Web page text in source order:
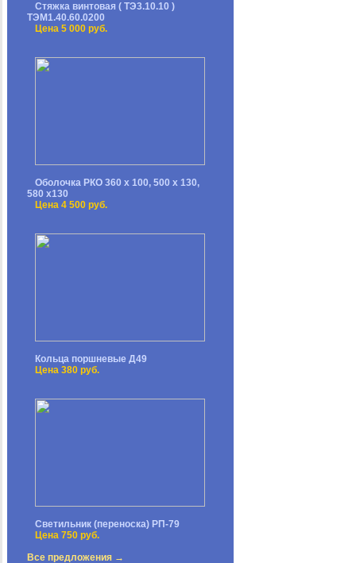
Стяжка винтовая ( ТЭ3.10.10 )
ТЭМ1.40.60.0200
Цена 5 000 руб.
Оболочка РКО 360 х 100, 500 х 130,
580 х130
Цена 4 500 руб.
Кольца поршневые Д49
Цена 380 руб.
Светильник (переноска) РП-79
Цена 750 руб.
Все предложения →